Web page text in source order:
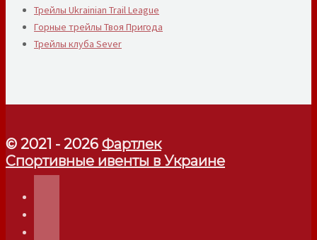
Трейлы Ukrainian Trail League
Горные трейлы Твоя Пригода
Трейлы клуба Sever
© 2021 - 2026 Фартлек
Спортивные ивенты в Украине